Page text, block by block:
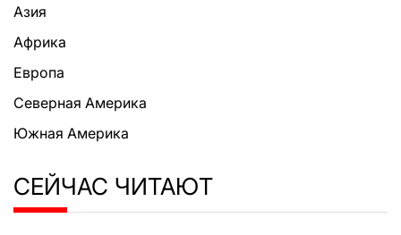
Азия
Африка
Европа
Северная Америка
Южная Америка
СЕЙЧАС ЧИТАЮТ